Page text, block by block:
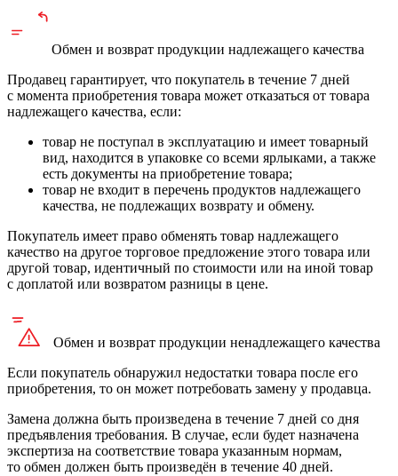
Обмен и возврат продукции надлежащего качества
Продавец гарантирует, что покупатель в течение 7 дней
с момента приобретения товара может отказаться от товара
надлежащего качества, если:
товар не поступал в эксплуатацию и имеет товарный
вид, находится в упаковке со всеми ярлыками, а также
есть документы на приобретение товара;
товар не входит в перечень продуктов надлежащего
качества, не подлежащих возврату и обмену.
Покупатель имеет право обменять товар надлежащего
качество на другое торговое предложение этого товара или
другой товар, идентичный по стоимости или на иной товар
с доплатой или возвратом разницы в цене.
Обмен и возврат продукции ненадлежащего качества
Если покупатель обнаружил недостатки товара после его
приобретения, то он может потребовать замену у продавца.
Замена должна быть произведена в течение 7 дней со дня
предъявления требования. В случае, если будет назначена
экспертиза на соответствие товара указанным нормам,
то обмен должен быть произведён в течение 40 дней.